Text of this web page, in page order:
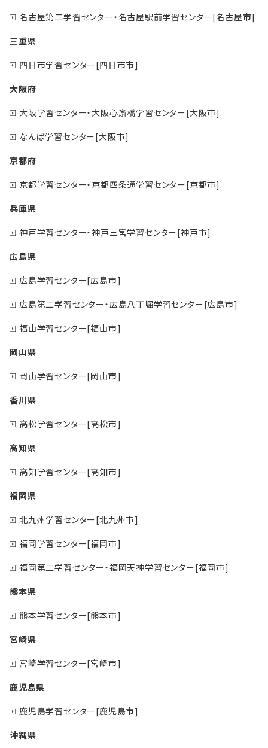
名古屋第二学習センター・名古屋駅前学習センター[名古屋市]
三重県
四日市学習センター[四日市市]
大阪府
大阪学習センター・大阪心斎橋学習センター[大阪市]
なんば学習センター[大阪市]
京都府
京都学習センター・京都四条通学習センター[京都市]
兵庫県
神戸学習センター・神戸三宮学習センター[神戸市]
広島県
広島学習センター[広島市]
広島第二学習センター・広島八丁堀学習センター[広島市]
福山学習センター[福山市]
岡山県
岡山学習センター[岡山市]
香川県
高松学習センター[高松市]
高知県
高知学習センター[高知市]
福岡県
北九州学習センター[北九州市]
福岡学習センター[福岡市]
福岡第二学習センター・福岡天神学習センター[福岡市]
熊本県
熊本学習センター[熊本市]
宮崎県
宮崎学習センター[宮崎市]
鹿児島県
鹿児島学習センター[鹿児島市]
沖縄県